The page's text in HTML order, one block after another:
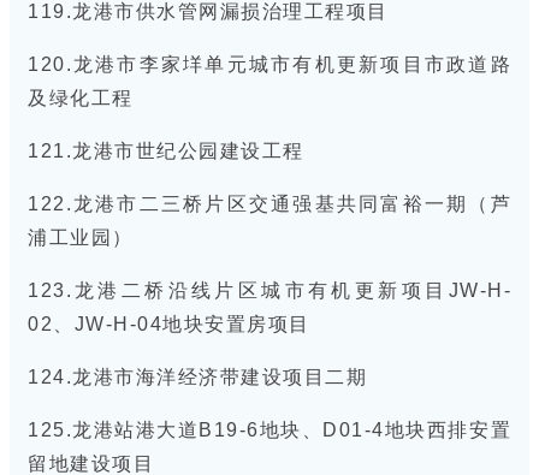
119.龙港市供水管网漏损治理工程项目
120.龙港市李家垟单元城市有机更新项目市政道路
及绿化工程
121.龙港市世纪公园建设工程
122.龙港市二三桥片区交通强基共同富裕一期（芦
浦工业园）
123.龙港二桥沿线片区城市有机更新项目JW-H-
02、JW-H-04地块安置房项目
124.龙港市海洋经济带建设项目二期
125.龙港站港大道B19-6地块、D01-4地块西排安置
留地建设项目